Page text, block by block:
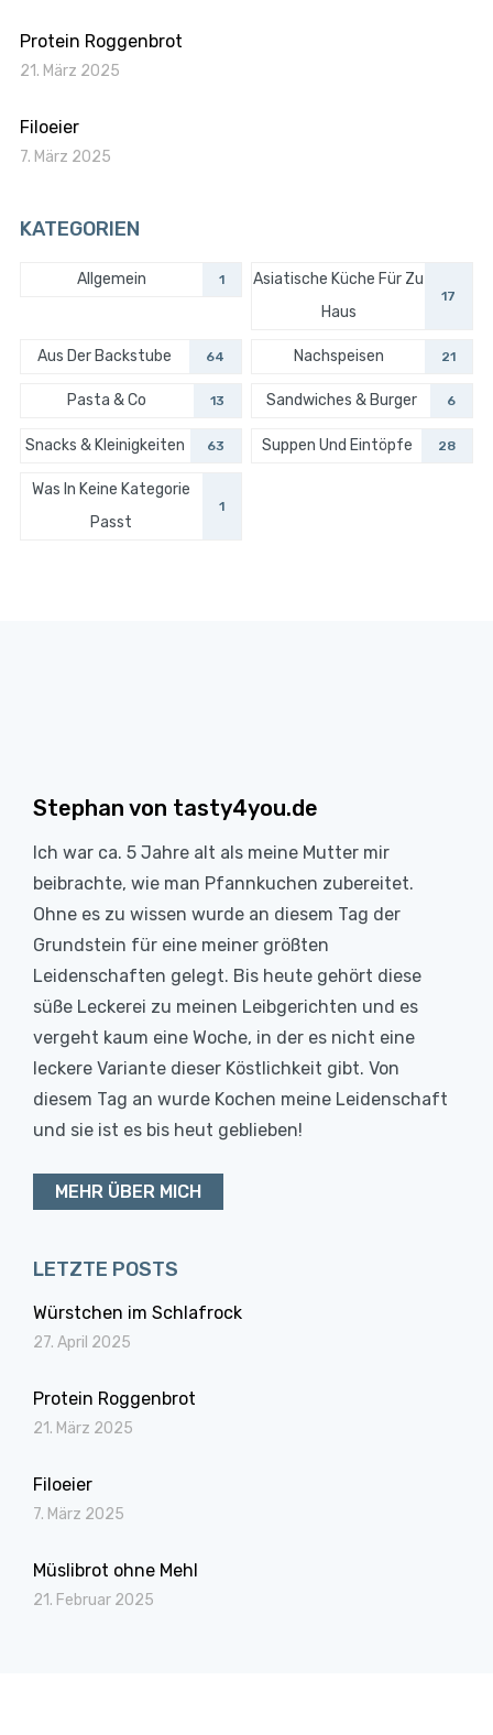
Protein Roggenbrot
21. März 2025
Filoeier
7. März 2025
KATEGORIEN
Allgemein 1
Asiatische Küche Für Zu
Haus
17
Aus Der Backstube 64 Nachspeisen 21
Pasta & Co 13 Sandwiches & Burger 6
Snacks & Kleinigkeiten 63 Suppen Und Eintöpfe 28
Was In Keine Kategorie
Passt
1
Stephan von tasty4you.de
Ich war ca. 5 Jahre alt als meine Mutter mir
beibrachte, wie man Pfannkuchen zubereitet.
Ohne es zu wissen wurde an diesem Tag der
Grundstein für eine meiner größten
Leidenschaften gelegt. Bis heute gehört diese
süße Leckerei zu meinen Leibgerichten und es
vergeht kaum eine Woche, in der es nicht eine
leckere Variante dieser Köstlichkeit gibt. Von
diesem Tag an wurde Kochen meine Leidenschaft
und sie ist es bis heut geblieben!
MEHR ÜBER MICH
LETZTE POSTS
Würstchen im Schlafrock
27. April 2025
Protein Roggenbrot
21. März 2025
Filoeier
7. März 2025
Müslibrot ohne Mehl
21. Februar 2025